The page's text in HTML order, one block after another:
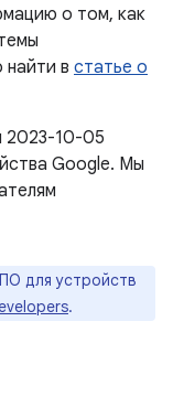
о том, как
в статье о
2023-10-05
Google. Мы
для устройств
.